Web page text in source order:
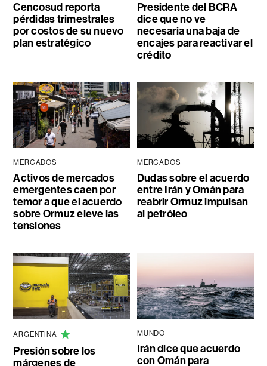
Cencosud reporta
pérdidas trimestrales
por costos de su nuevo
plan estratégico
Presidente del BCRA
dice que no ve
necesaria una baja de
encajes para reactivar el
crédito
MERCADOS
Activos de mercados
emergentes caen por
temor a que el acuerdo
sobre Ormuz eleve las
tensiones
MERCADOS
Dudas sobre el acuerdo
entre Irán y Omán para
reabrir Ormuz impulsan
al petróleo
ARGENTINA
Presión sobre los
márgenes de
MUNDO
Irán dice que acuerdo
con Omán para